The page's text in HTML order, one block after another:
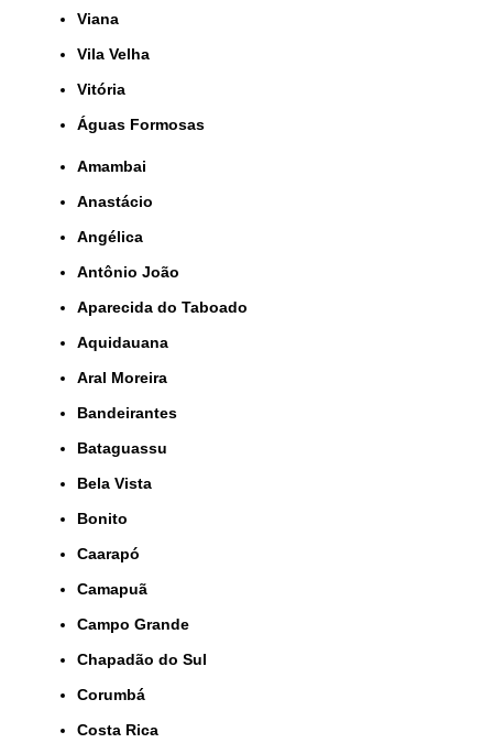
Viana
Vila Velha
Vitória
Águas Formosas
Amambai
Anastácio
Angélica
Antônio João
Aparecida do Taboado
Aquidauana
Aral Moreira
Bandeirantes
Bataguassu
Bela Vista
Bonito
Caarapó
Camapuã
Campo Grande
Chapadão do Sul
Corumbá
Costa Rica